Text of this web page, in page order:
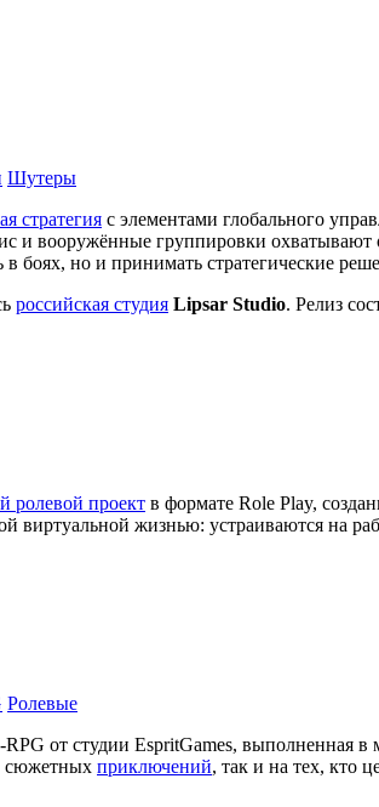
Шутеры
стратегия с элементами глобального
и вооружённые группировки
в боях, но и принимать стратегические
российская студия Lipsar Studio. Релиз
ролевой проект в формате Role Play,
жизнью: устраиваются на
Ролевые
от студии EspritGames, выполненная
сюжетных приключений, так и на тех, кто